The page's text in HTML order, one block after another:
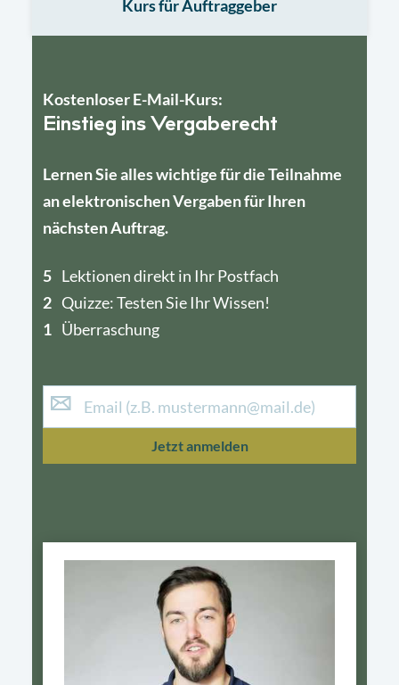
Kurs für Auftraggeber
Kostenloser E-Mail-Kurs:
Einstieg ins Vergaberecht
Lernen Sie alles wichtige für die Teilnahme
an elektronischen Vergaben für Ihren
nächsten Auftrag.
5 Lektionen direkt in Ihr Postfach
2 Quizze: Testen Sie Ihr Wissen!
1 Überraschung
4
1
Jetzt anmelden